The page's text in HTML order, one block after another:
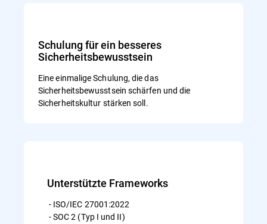
Schulung für ein besseres
Sicherheitsbewusstsein
Eine einmalige Schulung, die das
Sicherheitsbewusstsein schärfen und die
Sicherheitskultur stärken soll.
Unterstützte Frameworks
- ISO/IEC 27001:2022
- SOC 2 (Typ I und II)